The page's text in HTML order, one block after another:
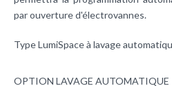
par ouverture d'électrovannes.
Type LumiSpace à lavage
OPTION LAVAGE AUTOMATIQUE